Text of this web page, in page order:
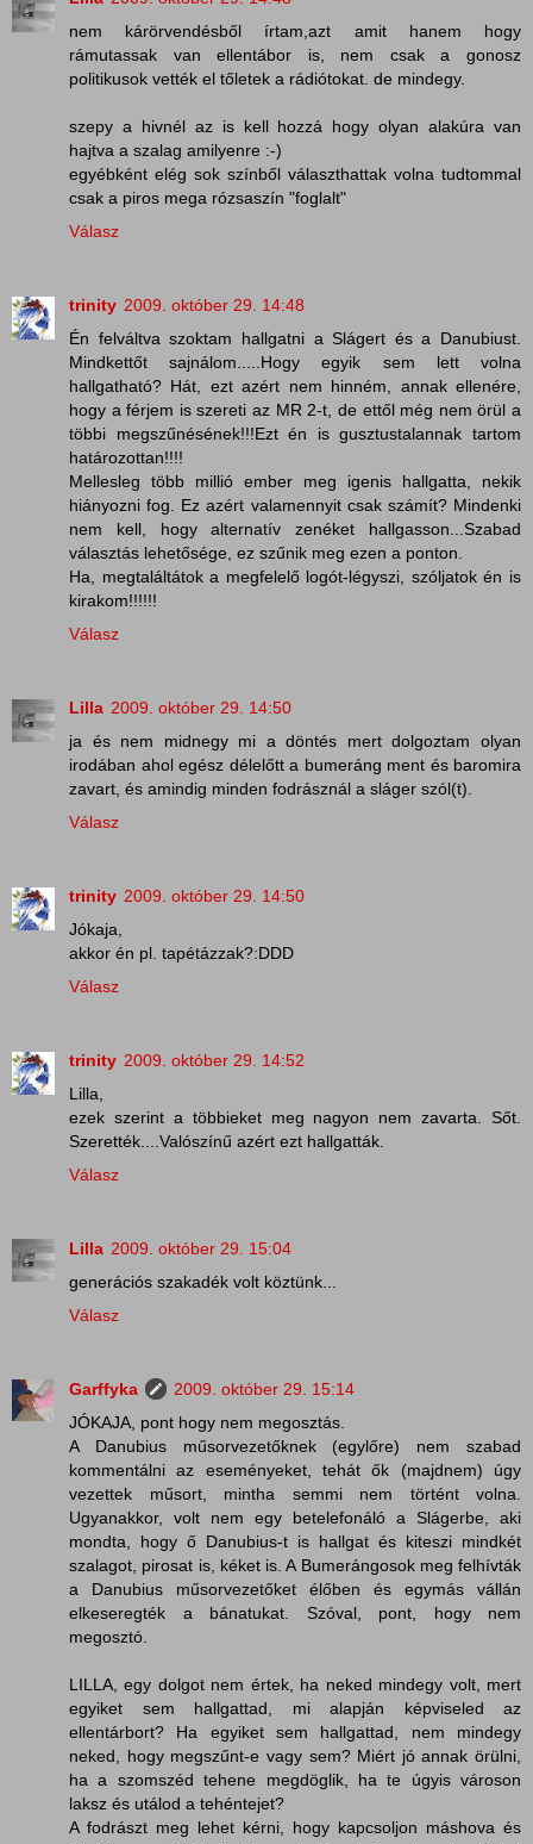
nem kárörvendésből írtam,azt amit hanem hogy
rámutassak van ellentábor is, nem csak a gonosz
politikusok vették el tőletek a rádiótokat. de mindegy.
szepy a hivnél az is kell hozzá hogy olyan alakúra van
hajtva a szalag amilyenre :-)
egyébként elég sok színből választhattak volna tudtommal
csak a piros mega rózsaszín "foglalt"
Válasz
trinity 2009. október 29. 14:48
Én felváltva szoktam hallgatni a Slágert és a Danubiust.
Mindkettőt sajnálom.....Hogy egyik sem lett volna
hallgatható? Hát, ezt azért nem hinném, annak ellenére,
hogy a férjem is szereti az MR 2-t, de ettől még nem örül a
többi megszűnésének!!!Ezt én is gusztustalannak tartom
határozottan!!!!
Mellesleg több millió ember meg igenis hallgatta, nekik
hiányozni fog. Ez azért valamennyit csak számít? Mindenki
nem kell, hogy alternatív zenéket hallgasson...Szabad
választás lehetősége, ez szűnik meg ezen a ponton.
Ha, megtaláltátok a megfelelő logót-légyszi, szóljatok én is
kirakom!!!!!!
Válasz
Lilla 2009. október 29. 14:50
ja és nem midnegy mi a döntés mert dolgoztam olyan
irodában ahol egész délelőtt a bumeráng ment és baromira
zavart, és amindig minden fodrásznál a sláger szól(t).
Válasz
trinity 2009. október 29. 14:50
Jókaja,
akkor én pl. tapétázzak?:DDD
Válasz
trinity 2009. október 29. 14:52
Lilla,
ezek szerint a többieket meg nagyon nem zavarta. Sőt.
Szerették....Valószínű azért ezt hallgatták.
Válasz
Lilla 2009. október 29. 15:04
generációs szakadék volt köztünk...
Válasz
Garffyka
2009. október 29. 15:14
JÓKAJA, pont hogy nem megosztás.
A Danubius műsorvezetőknek (egylőre) nem szabad
kommentálni az eseményeket, tehát ők (majdnem) úgy
vezettek műsort, mintha semmi nem történt volna.
Ugyanakkor, volt nem egy betelefonáló a Slágerbe, aki
mondta, hogy ő Danubius-t is hallgat és kiteszi mindkét
szalagot, pirosat is, kéket is. A Bumerángosok meg felhívták
a Danubius műsorvezetőket élőben és egymás vállán
elkeseregték a bánatukat. Szóval, pont, hogy nem
megosztó.
LILLA, egy dolgot nem értek, ha neked mindegy volt, mert
egyiket sem hallgattad, mi alapján képviseled az
ellentárbort? Ha egyiket sem hallgattad, nem mindegy
neked, hogy megszűnt-e vagy sem? Miért jó annak örülni,
ha a szomszéd tehene megdöglik, ha te úgyis városon
laksz és utálod a tehéntejet?
A fodrászt meg lehet kérni, hogy kapcsoljon máshova és